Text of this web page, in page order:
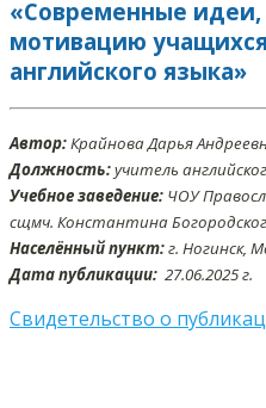
«Современные
мотивацию
английского языка»
Автор:Крайнова Дарья
Должность:учитель
Учебное заведение: ЧОУ
сщмч. Константина
Населённый пункт:г. Ногинск,
Дата публикации: 27.06.2025 г.
Свидетельство о